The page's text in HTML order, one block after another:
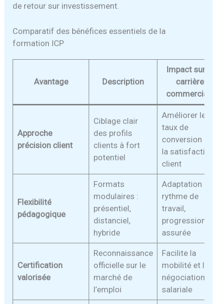
de retour sur investissement.
Comparatif des bénéfices essentiels de la
formation ICP
Avantage Description
Impact sur la
carrière
commerciale
Approche
précision client
Ciblage clair
des profils
clients à fort
potentiel
Améliorer le
taux de
conversion et
la satisfaction
client
Flexibilité
pédagogique
Formats
modulaires :
présentiel,
distanciel,
hybride
Adaptation au
rythme de
travail,
progression
assurée
Certification
valorisée
Reconnaissance
officielle sur le
marché de
l’emploi
Facilite la
mobilité et la
négociation
salariale